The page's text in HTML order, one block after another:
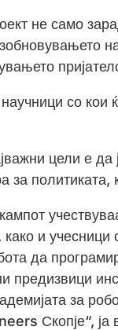
не само
со кои
цели е
политиката,
и
да
предизвици
за
Скопје“, ја